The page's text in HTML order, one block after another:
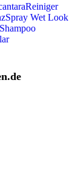
Wet Look